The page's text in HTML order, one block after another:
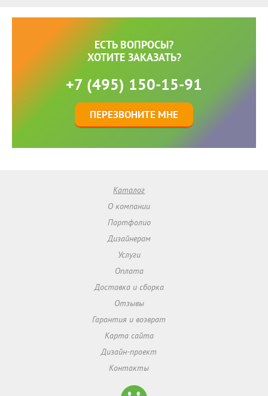
ЕСТЬ ВОПРОСЫ?
ХОТИТЕ ЗАКАЗАТЬ?
+7 (495) 150-15-91
ПЕРЕЗВОНИТЕ МНЕ
Каталог
О компании
Портфолио
Дизайнерам
Услуги
Оплата
Доставка и сборка
Отзывы
Гарантия и возврат
Карта сайта
Дизайн-проект
Контакты